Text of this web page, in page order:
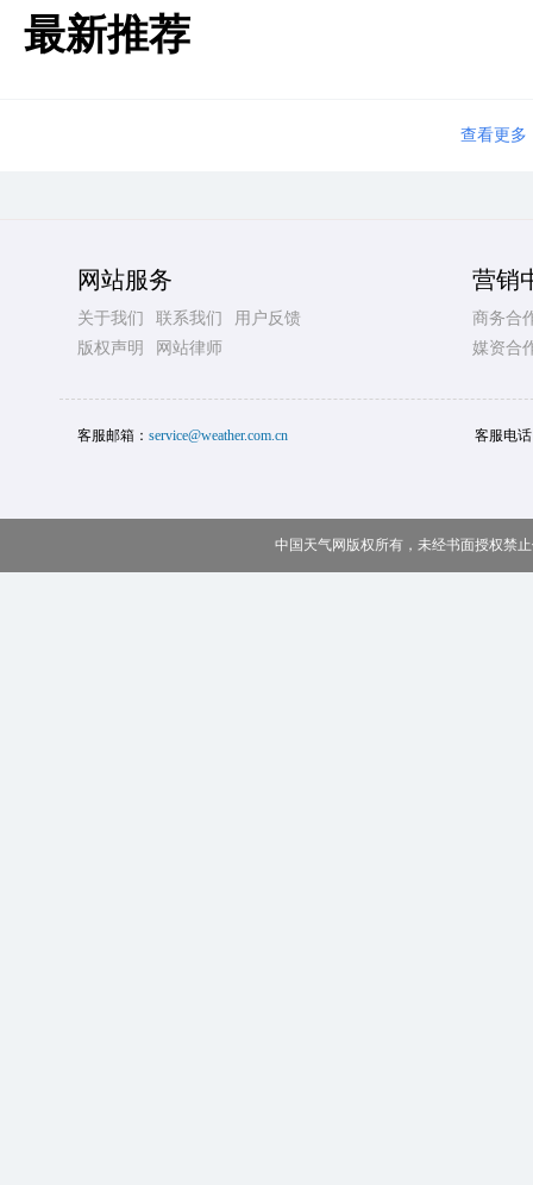
最新推荐
查看更多
网站服务
关于我们 联系我们
用户反馈
版权声明
网站律师
营销
商务合
媒资合
客服邮箱： service@weather.com.cn 客服电
中国天气网版权所有，未经书面授权